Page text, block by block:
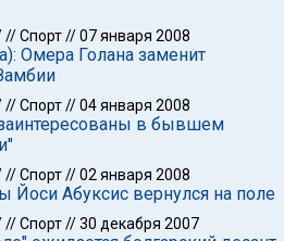
//Спорт//07 января 2008
Омера Голана заменит
//Спорт//04 января 2008
в бывшем
//Спорт//02 января 2008
Йоси Абуксис вернулся на поле
//Спорт//30 декабря 2007